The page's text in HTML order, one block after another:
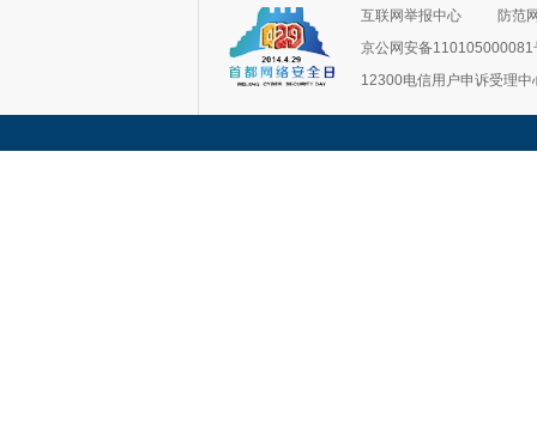
互联网举报中心
防范
京公网安备110105000081
12300电信用户申诉受理中